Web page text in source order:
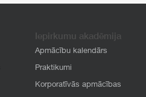
Iepirkumu akadēmija
Apmācību kalendārs
Praktikumi
Korporatīvās apmācības